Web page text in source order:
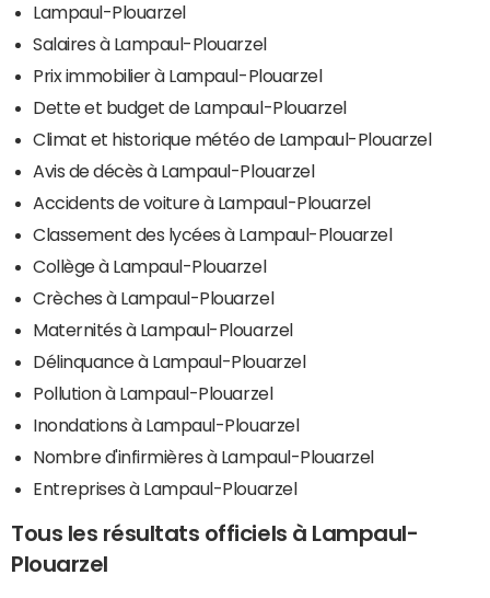
Lampaul-Plouarzel
Salaires à Lampaul-Plouarzel
Prix immobilier à Lampaul-Plouarzel
Dette et budget de Lampaul-Plouarzel
Climat et historique météo de Lampaul-Plouarzel
Avis de décès à Lampaul-Plouarzel
Accidents de voiture à Lampaul-Plouarzel
Classement des lycées à Lampaul-Plouarzel
Collège à Lampaul-Plouarzel
Crèches à Lampaul-Plouarzel
Maternités à Lampaul-Plouarzel
Délinquance à Lampaul-Plouarzel
Pollution à Lampaul-Plouarzel
Inondations à Lampaul-Plouarzel
Nombre d'infirmières à Lampaul-Plouarzel
Entreprises à Lampaul-Plouarzel
Tous les résultats officiels à Lampaul-
Plouarzel